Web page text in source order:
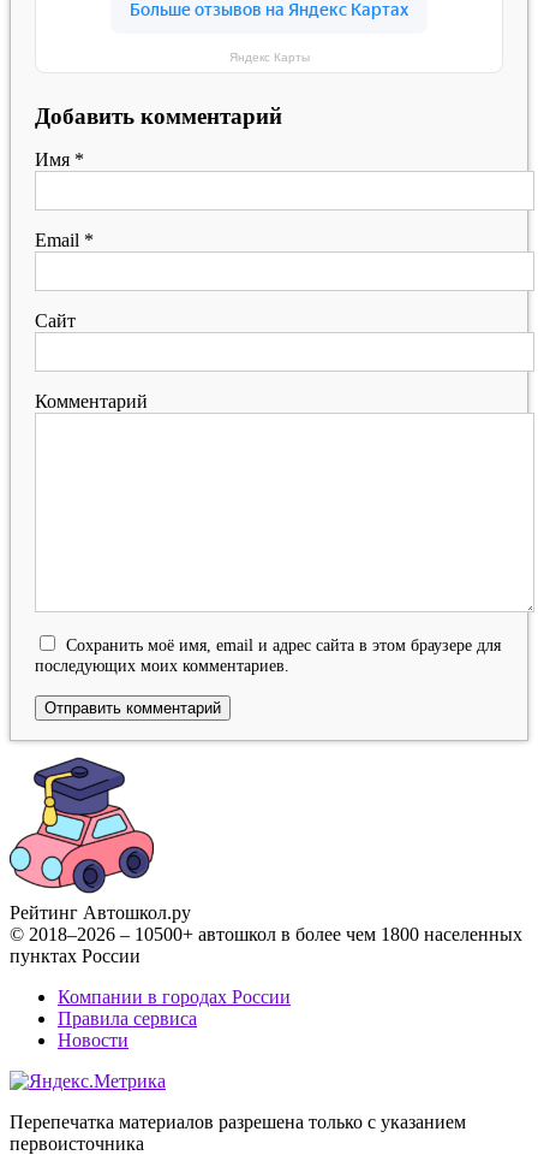
Яндекс Карты
Добавить комментарий
Имя *
Email *
Сайт
Комментарий
Сохранить моё имя, email и адрес сайта в этом браузере для
последующих моих комментариев.
Рейтинг Автошкол.ру
© 2018–2026 – 10500+ автошкол в более чем 1800 населенных
пунктах России
Компании в городах России
Правила сервиса
Новости
Перепечатка материалов разрешена только с указанием
первоисточника